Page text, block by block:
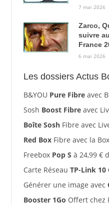
7 mai 2026
Zarco,
suivre
France
6 mai 2026
Les dossiers Actus
B&YOU Pure Fibreavec
Sosh Boost Fibreavec
Boîte SoshFibre avec
Red BoxFibre avec la
Freebox Pop S à 24,99 €
Carte Réseau TP-Link 10
Générer une image avec
Booster 1Go Offert chez